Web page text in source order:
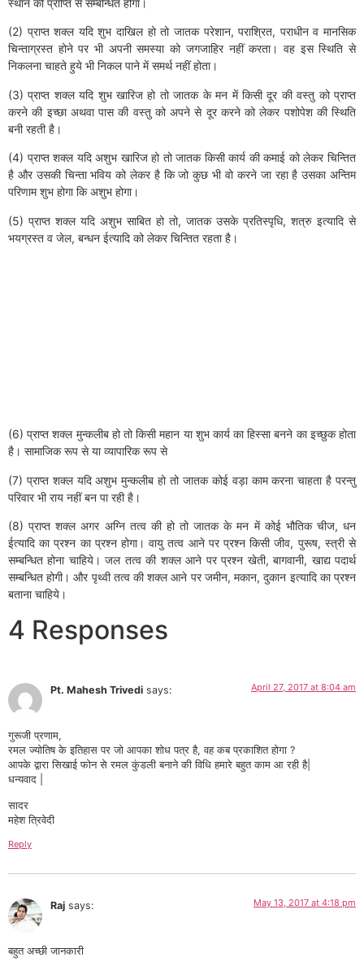
स्थान की प्राप्ति से सम्बन्धित होगा।
(2) प्राप्त शक्ल यदि शुभ दाखिल हो तो जातक परेशान, पराश्रित, पराधीन व मानसिक
चिन्ताग्रस्त होने पर भी अपनी समस्या को जगजाहिर नहीं करता। वह इस स्थिति से
निकलना चाहते हुये भी निकल पाने में समर्थ नहीं होता।
(3) प्राप्त शक्ल यदि शुभ खारिज हो तो जातक के मन में किसी दूर की वस्तु को प्राप्त
करने की इच्छा अथवा पास की वस्तु को अपने से दूर करने को लेकर पशोपेश की स्थिति
बनी रहती है।
(4) प्राप्त शक्ल यदि अशुभ खारिज हो तो जातक किसी कार्य की कमाई को लेकर चिन्तित
है और उसकी चिन्ता भविय को लेकर है कि जो कुछ भी वो करने जा रहा है उसका अन्तिम
परिणाम शुभ होगा कि अशुभ होगा।
(5) प्राप्त शक्ल यदि अशुभ साबित हो तो, जातक उसके प्रतिस्पृधि, शत्रु इत्यादि से
भयग्रस्त व जेल, बन्धन ईत्यादि को लेकर चिन्तित रहता है।
(6) प्राप्त शक्ल मुन्कलीब हो तो किसी महान या शुभ कार्य का हिस्सा बनने का इच्छुक होता
है। सामाजिक रूप से या व्यापारिक रूप से
(7) प्राप्त शक्ल यदि अशुभ मुन्कलीब हो तो जातक कोई वड़ा काम करना चाहता है परन्तु
परिवार भी राय नहीं बन पा रही है।
(8) प्राप्त शक्ल अगर अग्नि तत्व की हो तो जातक के मन में कोई भौतिक चीज, धन
ईत्यादि का प्रश्न का प्रश्न होगा। वायु तत्व आने पर प्रश्न किसी जीव, पुरूष, स्त्री से
सम्बन्धित होना चाहिये। जल तत्व की शक्ल आने पर प्रश्न खेती, बागवानी, खाद्य पदार्थ
सम्बन्धित होगी। और पृथ्वी तत्व की शक्ल आने पर जमीन, मकान, दुकान इत्यादि का प्रश्न
बताना चाहिये।
4 Responses
Pt. Mahesh Trivedi says: April 27, 2017 at 8:04 am
गुरूजी प्रणाम,
रमल ज्योतिष के इतिहास पर जो आपका शोध पत्र है, वह कब प्रकाशित होगा ?
आपके द्वारा सिखाई फोन से रमल कुंडली बनाने की विधि हमारे बहुत काम आ रही है|
धन्यवाद |
सादर
महेश त्रिवेदी
Reply
Raj says: May 13, 2017 at 4:18 pm
बहुत अच्छी जानकारी